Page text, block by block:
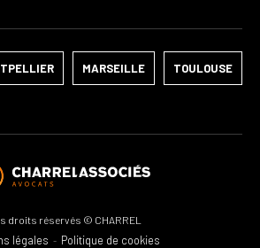
MARSEILLE TOULOUSE
droits réservés © CHARREL
légales Politique de cookies